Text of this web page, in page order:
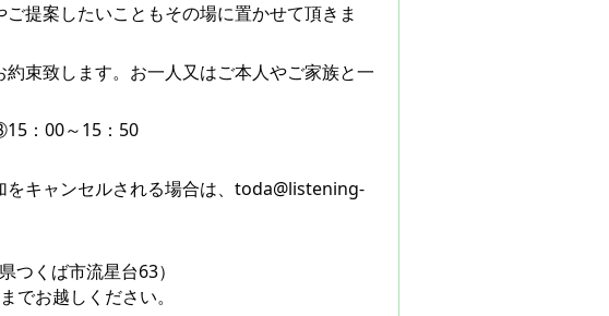
提案したいこともその場に置かせて頂きま
束致します。お一人又はご本人やご家族と一
：00～15：50
キャンセルされる場合は、toda@listening-
つくば市流星台63）
でお越しください。